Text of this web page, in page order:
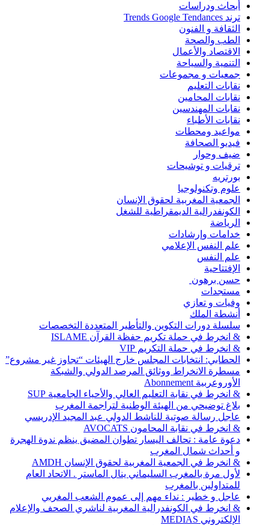
أبحاث ودراسات
ترند Trends Google Tendances
الثقافة و الفنون
الطب والصحة
الاقتصاد والأعمال
التنمية والسياحة
جمعيات و مجموعات
نقابات التعليم
نقابات المحامين
نقابات المهندسين
نقابات الأطباء
مواعيد ومحطات
فيديو الصحافة
ضيف وحوار
ترقيات و توشيحات
بورتريه
علوم وتكنولوجيا
الجمعية المغربية لحقوق الإنسان
الكونفدرالية الديمقراطية للشغل
الرياضة
خدامات وإرشادات
علم النفس الإعلامي
علم النفس
الإفتتاحية
حسن برهون
مستجدات
وفيات و تعازي
أنشطة الملك
سلسلة دورات التكوين والتأطير المتعددة التخصصات
& انخرط في حملة تكريم حفظة القرآن ISLAME
& انخرط في حملة التكريم VIP
الحطابي: انتخابات المجلس خارج الهيئات “تجاوز غير مشروع”
مسطرة الانخراط ووثائق المرصد الدولي والشبكة
الأوروعربية Abonnement
& انخرط في نقابة التعليم العالي والأحياء الجامعية SUP
بلاغ توضيحي من الهيئة الوطنية لتراجمة المغرب
عاجل رسالة صوتية للناشط الدولي عبد المجيد الإدريسي
& انخرط في نقابة المحامون AVOCATS
دعوة عامة : تحالف اليسار تطوان المضيق ينظم ندوة الهجرة
و أحداث شمال المغرب
& انخرط في الجمعية المغربية لحقوق الإنسان AMDH
لأول مرة بالمغرب السليماني ينال الماستر . الاتحاد العام
للمتداولين بالمغرب
عاجل و خطير : نداء مهم إلى عموم الشعب المغربي
& انخرط في الكونفدرالية المغربية لناشري الصحف والإعلام
الإلكتروني MEDIAS